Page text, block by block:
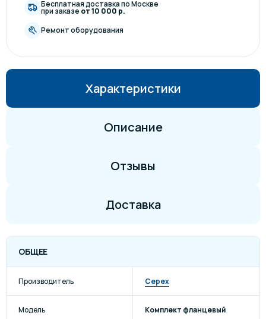
Бесплатная доставка по Москве
при заказе от 10 000 р.
Ремонт оборудования
Характеристики
Описание
Отзывы
Доставка
ОБЩЕЕ
Производитель Cepex
Модель Комплект фланцевый